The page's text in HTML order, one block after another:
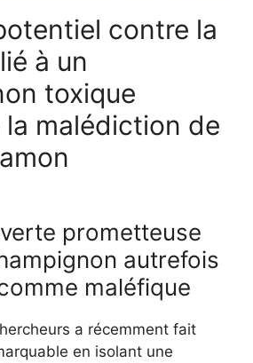
contre la
à un
toxique
la malédiction de
prometteuse
autrefois
maléfique
a récemment fait
en isolant une